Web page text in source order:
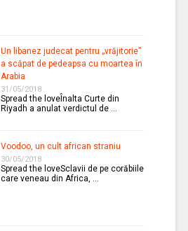
Un libanez judecat pentru „vrăjitorie”
a scăpat de pedeapsa cu moartea în
Arabia
31/05/2018
Spread the loveÎnalta Curte din
Riyadh a anulat verdictul de …
Voodoo, un cult african straniu
30/05/2018
Spread the loveSclavii de pe corăbiile
care veneau din Africa, …